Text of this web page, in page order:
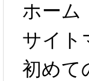
は、2
らコ
ホーム
サイト
初めて